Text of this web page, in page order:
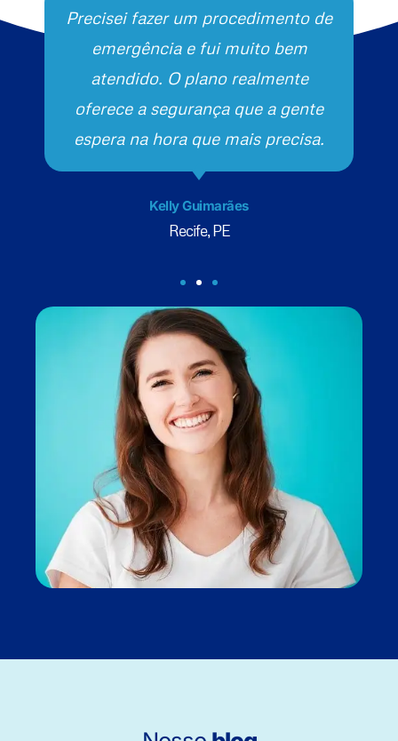
Precisei fazer um procedimento de
emergência e fui muito bem
atendido. O plano realmente
oferece a segurança que a gente
espera na hora que mais precisa.
Kelly Guimarães
Recife, PE